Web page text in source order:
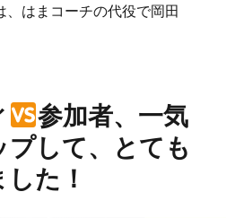
、はまコーチの代役で岡田
参加者、一気
して、とても
た！